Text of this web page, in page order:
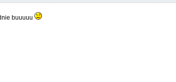
buuuuu